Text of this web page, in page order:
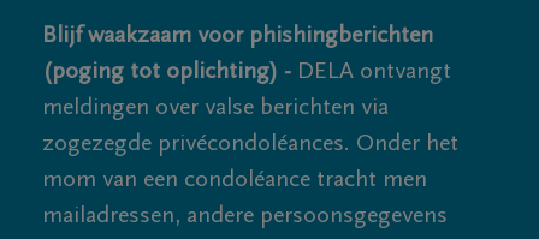
Blijf waakzaam voor phishingberichten
(poging tot oplichting) - DELA ontvangt
meldingen over valse berichten via
zogezegde privécondoléances. Onder het
mom van een condoléance tracht men
mailadressen, andere persoonsgegevens